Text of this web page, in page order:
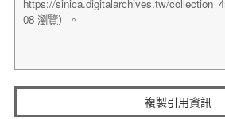
複製引用資訊